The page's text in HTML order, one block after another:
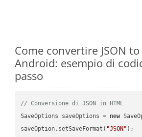
Come convertire JSON to
Android: esempio di
passo
// Conversione di JSON in HTML
SaveOptions saveOptions = new
saveOption.setSaveFormat( "JSON" );